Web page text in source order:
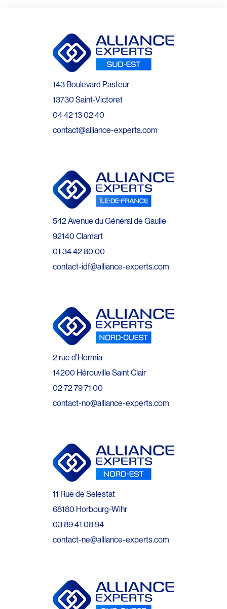
143 Boulevard Pasteur
13730 Saint-Victoret
04 42 13 02 40
contact@alliance-experts.com
542 Avenue du Général de Gaulle
92140 Clamart
01 34 42 80 00
contact-idf@alliance-experts.com
2 rue d’Hermia
14200 Hérouville Saint Clair
02 72 79 71 00
contact-no@alliance-experts.com
11 Rue de Selestat
68180 Horbourg-Wihr
03 89 41 08 94
contact-ne@alliance-experts.com